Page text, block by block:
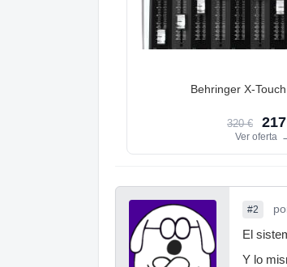
Behringer X-
320 €
Ver oferta
#2
El
Y lo